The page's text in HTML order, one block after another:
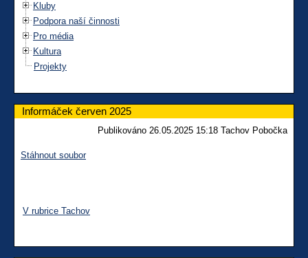
Kluby
Podpora naší činnosti
Pro média
Kultura
Projekty
Informáček červen 2025
Publikováno 26.05.2025 15:18 Tachov Pobočka
Stáhnout soubor
V rubrice Tachov